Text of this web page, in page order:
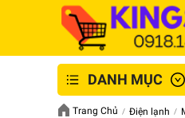
DANH MỤC
GIAO NHANH
An Toàn - Tận
Trang Chủ Điện lạnh